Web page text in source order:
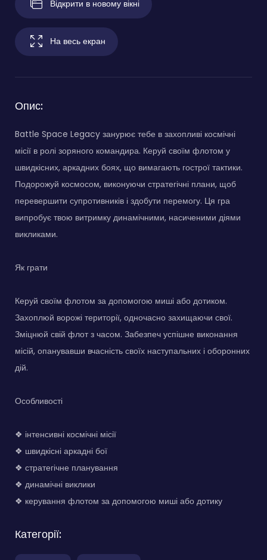
Відкрити в новому вікні
На весь екран
Опис:
Battle Space Legacy занурює тебе в захопливі космічні
місії в ролі зоряного командира. Керуй своїм флотом у
швидкісних, аркадних боях, що вимагають гострої тактики.
Подорожуй космосом, виконуючи стратегічні плани, щоб
перевершити супротивників і здобути перемогу. Ця гра
випробує твою витримку динамічними, насиченими діями
викликами.
Як грати
Керуй своїм флотом за допомогою миші або дотиком.
Захоплюй ворожі території, одночасно захищаючи свої.
Зміцнюй свій флот з часом. Забезпеч успішне виконання
місій, опанувавши вчасність своїх наступальних і оборонних
дій.
Особливості
❖ інтенсивні космічні місії
❖ швидкісні аркадні бої
❖ стратегічне планування
❖ динамічні виклики
❖ керування флотом за допомогою миші або дотику
Категорії: